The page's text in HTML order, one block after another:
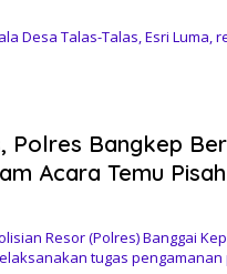
Desa Talas-Talas, Esri Luma,
Polres Bangkep
Acara Temu
Resor (Polres) Banggai
tugas